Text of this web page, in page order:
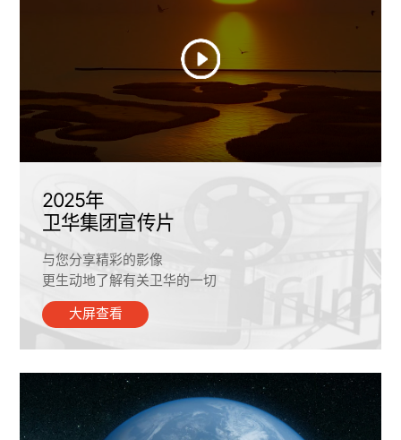
2025年
卫华集团宣传片
与您分享精彩的影像
更生动地了解有关卫华的一切
大屏查看